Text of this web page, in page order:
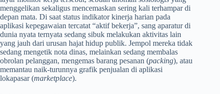
menggelikan sekaligus mencemaskan sering kali terhampar di
depan mata. Di saat status indikator kinerja harian pada
aplikasi kepegawaian tercatat “aktif bekerja”, sang aparatur di
dunia nyata ternyata sedang sibuk melakukan aktivitas lain
yang jauh dari urusan hajat hidup publik. Jempol mereka tidak
sedang mengetik nota dinas, melainkan sedang membalas
obrolan pelanggan, mengemas barang pesanan (packing), atau
memantau naik-turunnya grafik penjualan di aplikasi
lokapasar (marketplace).